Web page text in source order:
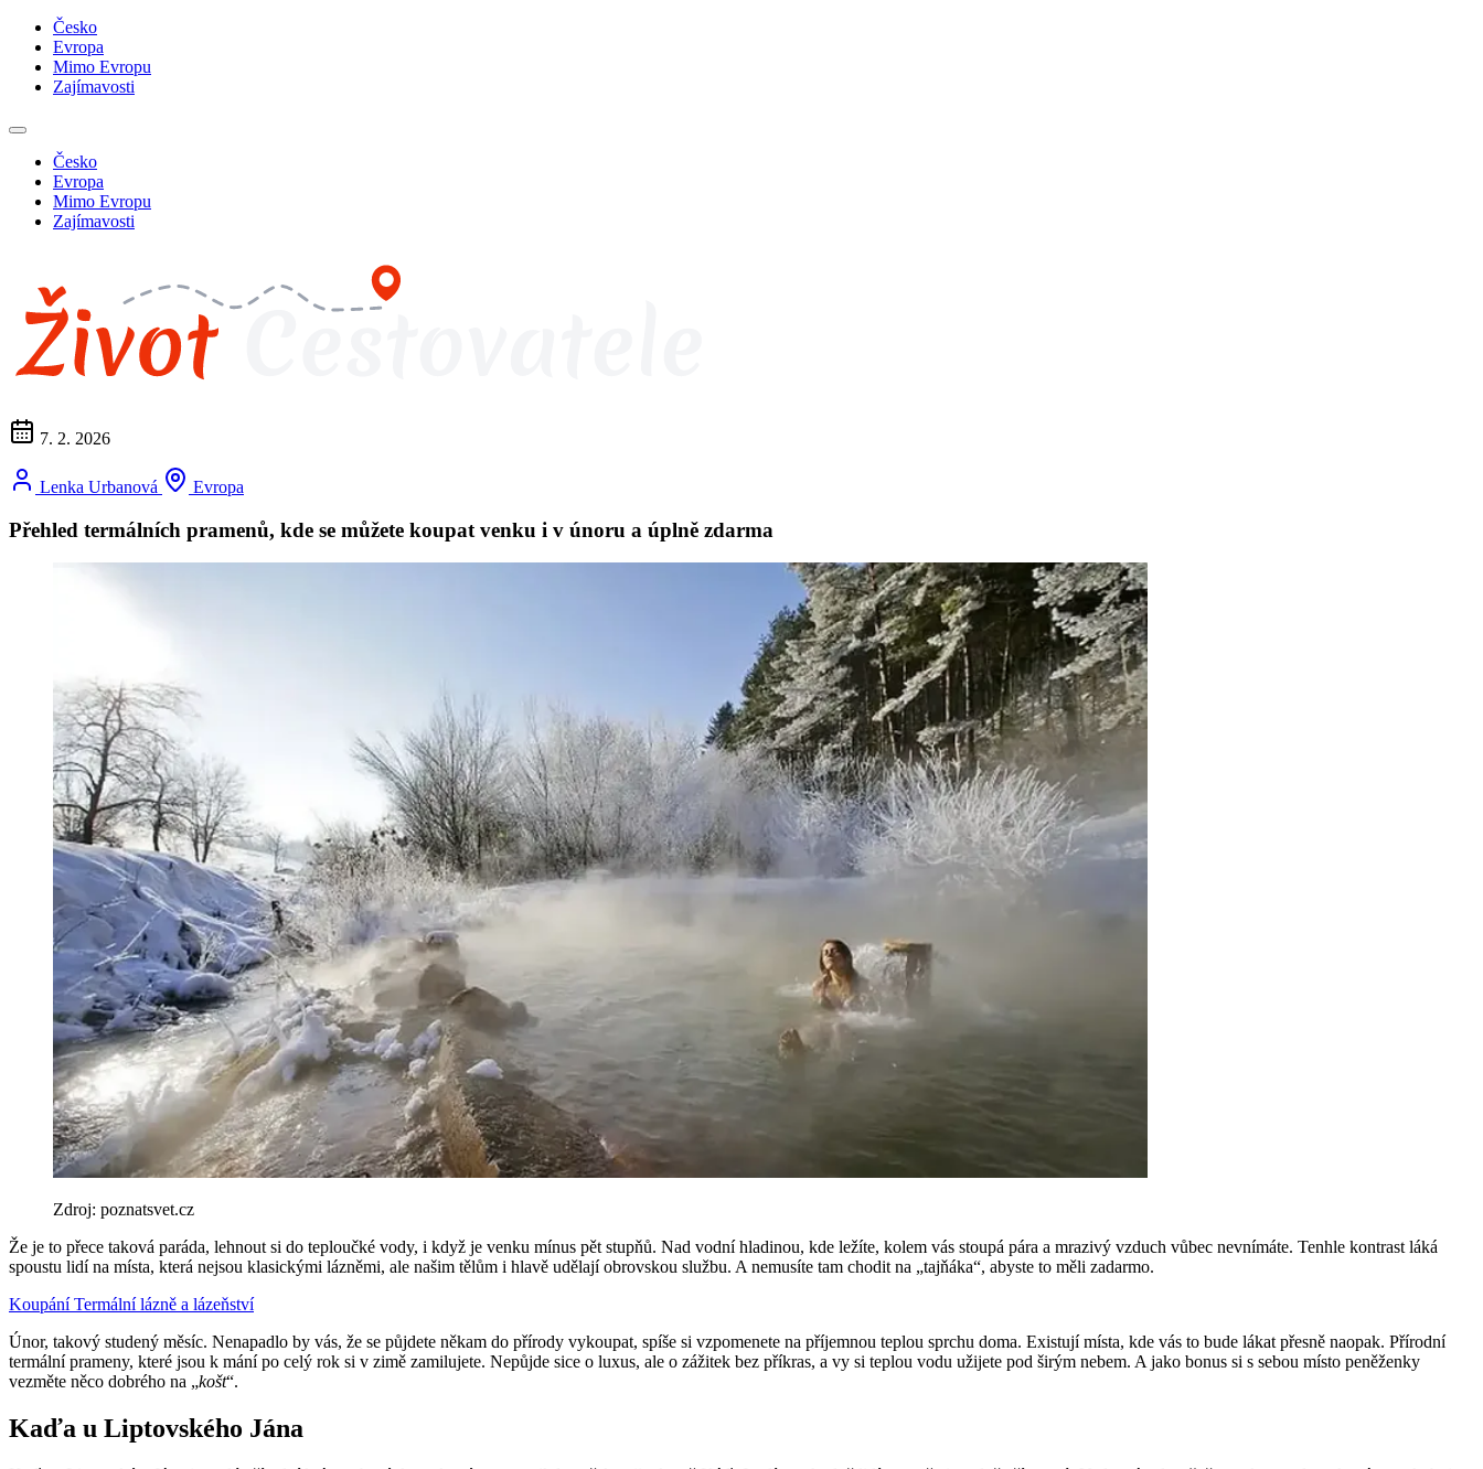
Česko
Evropa
Mimo Evropu
Zajímavosti
Česko
Evropa
Mimo Evropu
Zajímavosti
7. 2. 2026
Lenka Urbanová Evropa
Přehled termálních pramenů, kde se můžete koupat venku i v únoru a úplně zdarma
Zdroj: poznatsvet.cz
Že je to přece taková paráda, lehnout si do teploučké vody, i když je venku mínus pět stupňů. Nad vodní hladinou, kde ležíte, kolem vás stoupá pára a mrazivý vzduch vůbec nevnímáte. Tenhle kontrast láká
spoustu lidí na místa, která nejsou klasickými lázněmi, ale našim tělům i hlavě udělají obrovskou službu. A nemusíte tam chodit na „tajňáka“, abyste to měli zadarmo.
KoupáníTermální lázně a lázeňství
Únor, takový studený měsíc. Nenapadlo by vás, že se půjdete někam do přírody vykoupat, spíše si vzpomenete na příjemnou teplou sprchu doma. Existují místa, kde vás to bude lákat přesně naopak. Přírodní
termální prameny, které jsou k mání po celý rok si v zimě zamilujete. Nepůjde sice o luxus, ale o zážitek bez příkras, a vy si teplou vodu užijete pod širým nebem. A jako bonus si s sebou místo peněženky
vezměte něco dobrého na „košt“.
Kaďa u Liptovského Jána